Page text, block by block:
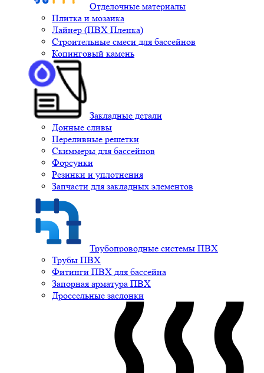
Отделочные материалы
Плитка и мозаика
Лайнер (ПВХ Пленка)
Строительные смеси для бассейнов
Копинговый камень
Закладные детали
Донные сливы
Переливные решетки
Скиммеры для бассейнов
Форсунки
Резинки и уплотнения
Запчасти для закладных элементов
Трубопроводные системы ПВХ
Трубы ПВХ
Фитинги ПВХ для бассейна
Запорная арматура ПВХ
Дроссельные заслонки